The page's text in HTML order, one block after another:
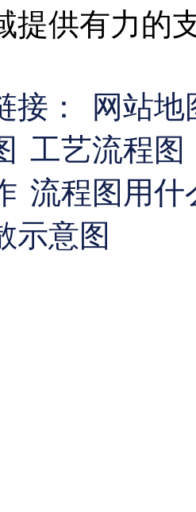
提供有力的
接：
网站
工艺流程图
流程图用
示意图